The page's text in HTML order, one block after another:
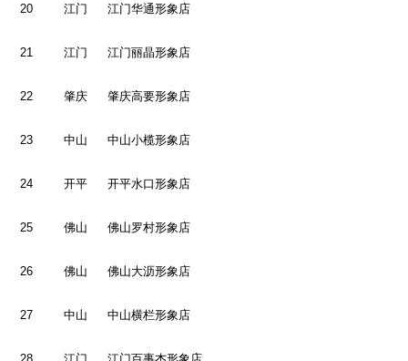
20 江门 江门华通形象店
21 江门 江门丽晶形象店
22 肇庆 肇庆高要形象店
23 中山 中山小榄形象店
24 开平 开平水口形象店
25 佛山 佛山罗村形象店
26 佛山 佛山大沥形象店
27 中山 中山横栏形象店